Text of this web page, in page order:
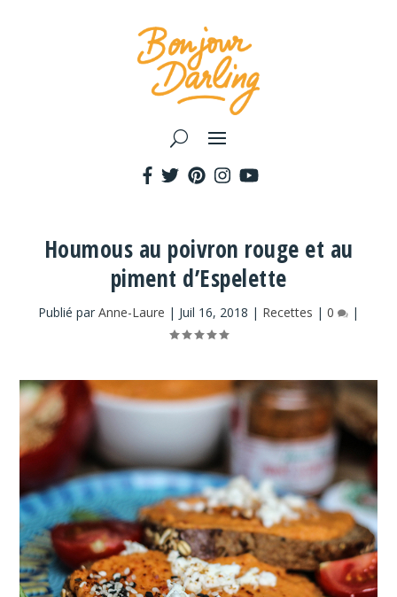
Houmous au poivron rouge et au
piment d’Espelette
Publié par Anne-Laure | Juil 16, 2018 | Recettes | 0 |